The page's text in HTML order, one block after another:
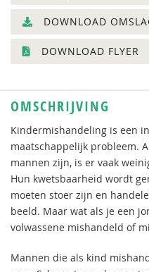
DOWNLOAD
DOWNLOAD FLYER
OMSCHRIJVING
Kindermishandeling is een
maatschappelijk probleem.
mannen zijn, is er vaak
Hun kwetsbaarheid wordt
moeten stoer zijn en
beeld. Maar wat als je een
volwassene mishandeld of
Mannen die als kind